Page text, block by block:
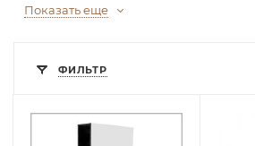
Показать еще
ФИЛЬТР